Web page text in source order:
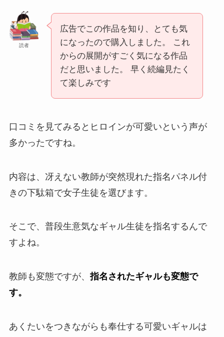
読者
広告でこの作品を知り、とても気
になったので購入しました。 これ
からの展開がすごく気になる作品
だと思いました。 早く続編見たく
て楽しみです
口コミを見てみるとヒロインが可愛いという声が
多かったですね。
内容は、冴えない教師が突然現れた指名パネル付
きの下駄箱で女子生徒を選びます。
そこで、普段生意気なギャル生徒を指名するんで
すよね。
教師も変態ですが、指名されたギャルも変態で
す。
あくたいをつきながらも奉仕する可愛いギャルは